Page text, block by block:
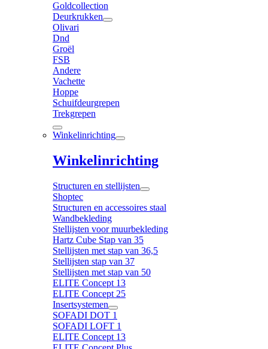
Goldcollection
Deurkrukken
Olivari
Dnd
Groël
FSB
Andere
Vachette
Hoppe
Schuifdeurgrepen
Trekgrepen
Winkelinrichting
Winkelinrichting
Structuren en stellijsten
Shoptec
Structuren en accessoires staal
Wandbekleding
Stellijsten voor muurbekleding
Hartz Cube Stap van 35
Stellijsten met stap van 36,5
Stellijsten stap van 37
Stellijsten met stap van 50
ELITE Concept 13
ELITE Concept 25
Insertsystemen
SOFADI DOT 1
SOFADI LOFT 1
ELITE Concept 13